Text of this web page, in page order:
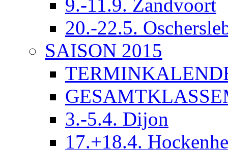
9.-11.9. Zandvoort
20.-22.5.
SAISON 2015
3.-5.4. Dijon
17.+18.4.